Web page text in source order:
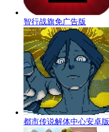
智行战旗免广告版
都市传说解体中心安卓版